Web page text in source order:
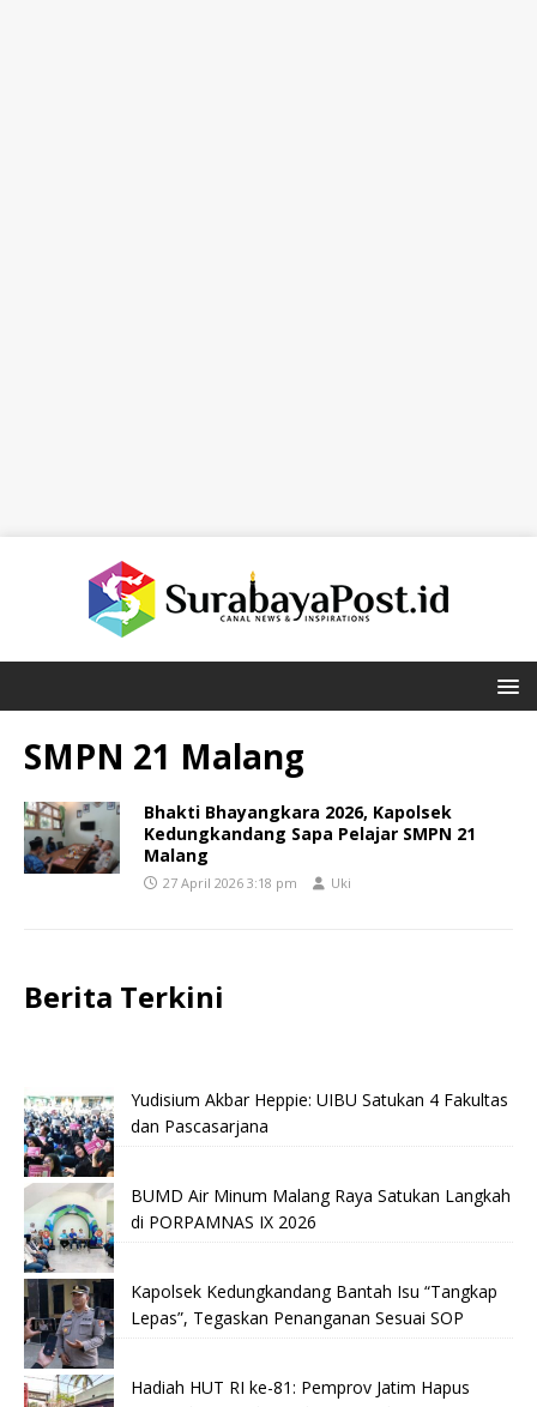
SMPN 21 Malang
Bhakti Bhayangkara 2026, Kapolsek
Kedungkandang Sapa Pelajar SMPN 21
Malang
27 April 2026 3:18 pm Uki
Berita Terkini
Yudisium Akbar Heppie: UIBU Satukan 4 Fakultas
dan Pascasarjana
BUMD Air Minum Malang Raya Satukan Langkah
di PORPAMNAS IX 2026
Kapolsek Kedungkandang Bantah Isu “Tangkap
Lepas”, Tegaskan Penanganan Sesuai SOP
Hadiah HUT RI ke-81: Pemprov Jatim Hapus